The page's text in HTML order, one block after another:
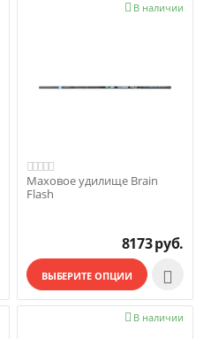
В наличии

Маховое удилище Brain
Flash
8173руб.
ВЫБЕРИТЕ ОПЦИИ 
В наличии
